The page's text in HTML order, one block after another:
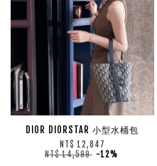
DIOR DIORSTAR 小型水桶包
NT$ 12,847
NT$ 14,599 -12%